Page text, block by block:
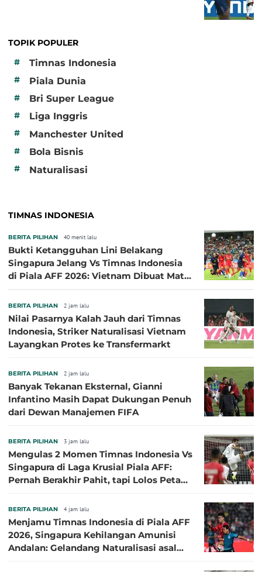
TOPIK POPULER
#
Timnas Indonesia
# Piala Dunia
# Bri Super League
# Liga Inggris
# Manchester United
# Bola Bisnis
# Naturalisasi
TIMNAS INDONESIA
BERITA PILIHAN 40 menit lalu
Bukti Ketangguhan Lini Belakang
Singapura Jelang Vs Timnas Indonesia
di Piala AFF 2026: Vietnam Dibuat Mati
BERITA PILIHAN 2 jam lalu
Nilai Pasarnya Kalah Jauh dari Timnas
Indonesia, Striker Naturalisasi Vietnam
Layangkan Protes ke Transfermarkt
BERITA PILIHAN 2 jam lalu
Banyak Tekanan Eksternal, Gianni
Infantino Masih Dapat Dukungan Penuh
dari Dewan Manajemen FIFA
BERITA PILIHAN 3 jam lalu
Mengulas 2 Momen Timnas Indonesia Vs
Singapura di Laga Krusial Piala AFF:
Pernah Berakhir Pahit, tapi Lolos Petaka
BERITA PILIHAN 4 jam lalu
Menjamu Timnas Indonesia di Piala AFF
2026, Singapura Kehilangan Amunisi
Andalan: Gelandang Naturalisasi asal